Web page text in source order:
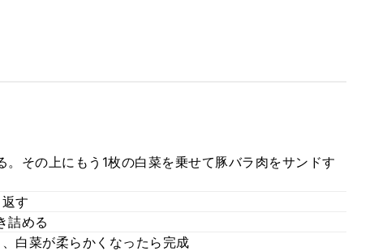
。その上にもう1枚の白菜を乗せて豚バラ肉をサンドす
す
詰める
白菜が柔らかくなったら完成